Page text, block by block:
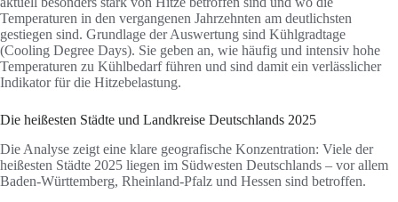
Temperaturen in den vergangenen Jahrzehnten am deutlichsten
gestiegen sind. Grundlage der Auswertung sind Kühlgradtage
(Cooling Degree Days). Sie geben an, wie häufig und intensiv hohe
Temperaturen zu Kühlbedarf führen und sind damit ein verlässlicher
Indikator für die Hitzebelastung.
Die heißesten Städte und Landkreise Deutschlands 2025
Die Analyse zeigt eine klare geografische Konzentration: Viele der
heißesten Städte 2025 liegen im Südwesten Deutschlands – vor allem
Baden-Württemberg, Rheinland-Pfalz und Hessen sind betroffen.